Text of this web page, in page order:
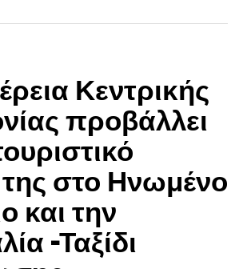
ΕΚΔΗΛΩΣΕΩΝ
Κεντρικής
προβάλλει
στο Ηνωμένο
και την
-Ταξίδι